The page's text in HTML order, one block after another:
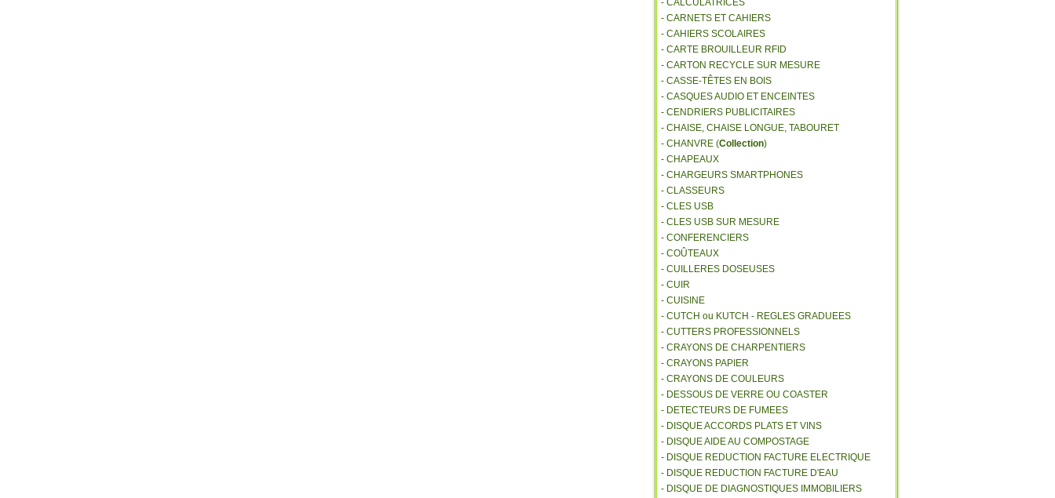
- CALCULATRICES
- CARNETS ET CAHIERS
- CAHIERS SCOLAIRES
- CARTE BROUILLEUR RFID
- CARTON RECYCLE SUR MESURE
- CASSE-TÊTES EN BOIS
- CASQUES AUDIO ET ENCEINTES
- CENDRIERS PUBLICITAIRES
- CHAISE, CHAISE LONGUE, TABOURET
- CHANVRE (Collection)
- CHAPEAUX
- CHARGEURS SMARTPHONES
- CLASSEURS
- CLES USB
- CLES USB SUR MESURE
- CONFERENCIERS
- COÛTEAUX
- CUILLERES DOSEUSES
- CUIR
- CUISINE
- CUTCH ou KUTCH - REGLES GRADUEES
- CUTTERS PROFESSIONNELS
- CRAYONS DE CHARPENTIERS
- CRAYONS PAPIER
- CRAYONS DE COULEURS
- DESSOUS DE VERRE OU COASTER
- DETECTEURS DE FUMEES
- DISQUE ACCORDS PLATS ET VINS
- DISQUE AIDE AU COMPOSTAGE
- DISQUE REDUCTION FACTURE ELECTRIQUE
- DISQUE REDUCTION FACTURE D'EAU
- DISQUE DE DIAGNOSTIQUES IMMOBILIERS